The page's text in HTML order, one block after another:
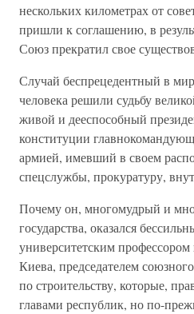
нескольких километрах от
пришли к соглашению, в
Союз прекратил свое
Случай беспрецедентный в
человека решили судьбу
живой и дееспособный
конституции
армией, имевший в своем
спецслужбы, прокуратуру,
Почему он, многомудрый и
государства, оказался
университетским
Киева, председателем
по строительству, которые,
главами республик, но по-